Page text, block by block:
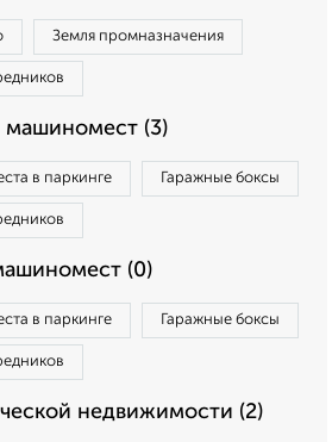
Земля промназначения
машиномест (3)
в паркинге Гаражные боксы
(0)
в паркинге Гаражные боксы
недвижимости (2)